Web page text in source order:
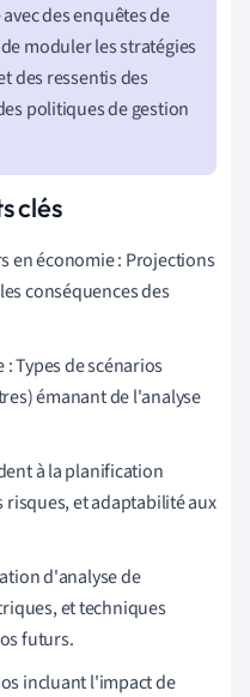
des enquêtes de
moduler les stratégies
des ressentis des
politiques de gestion
clés
en économie : Projections
conséquences des
Types de scénarios
émanant de l'analyse
à la planification
et adaptabilité aux
d'analyse de
et techniques
futurs.
incluant l'impact de